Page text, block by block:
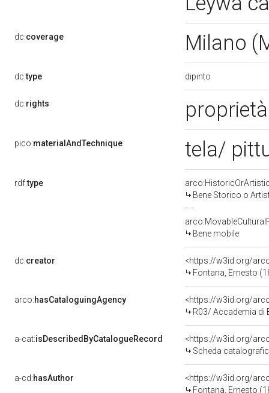
dc:coverage Milano
dc:type dipinto
dc:rights
pico:materialAndTechnique tela/
rdf:type
Bene Storico o
Bene mobile
dc:creator
<https://w3id.org/
Fontana, Ernesto
arco:hasCataloguingAgency
<https://w3id.org/
R03/ Accademia di
a-cat:isDescribedByCatalogueRecord
<https://w3id.org/
Scheda
a-cd:hasAuthor
<https://w3id.org/
Fontana, Ernesto